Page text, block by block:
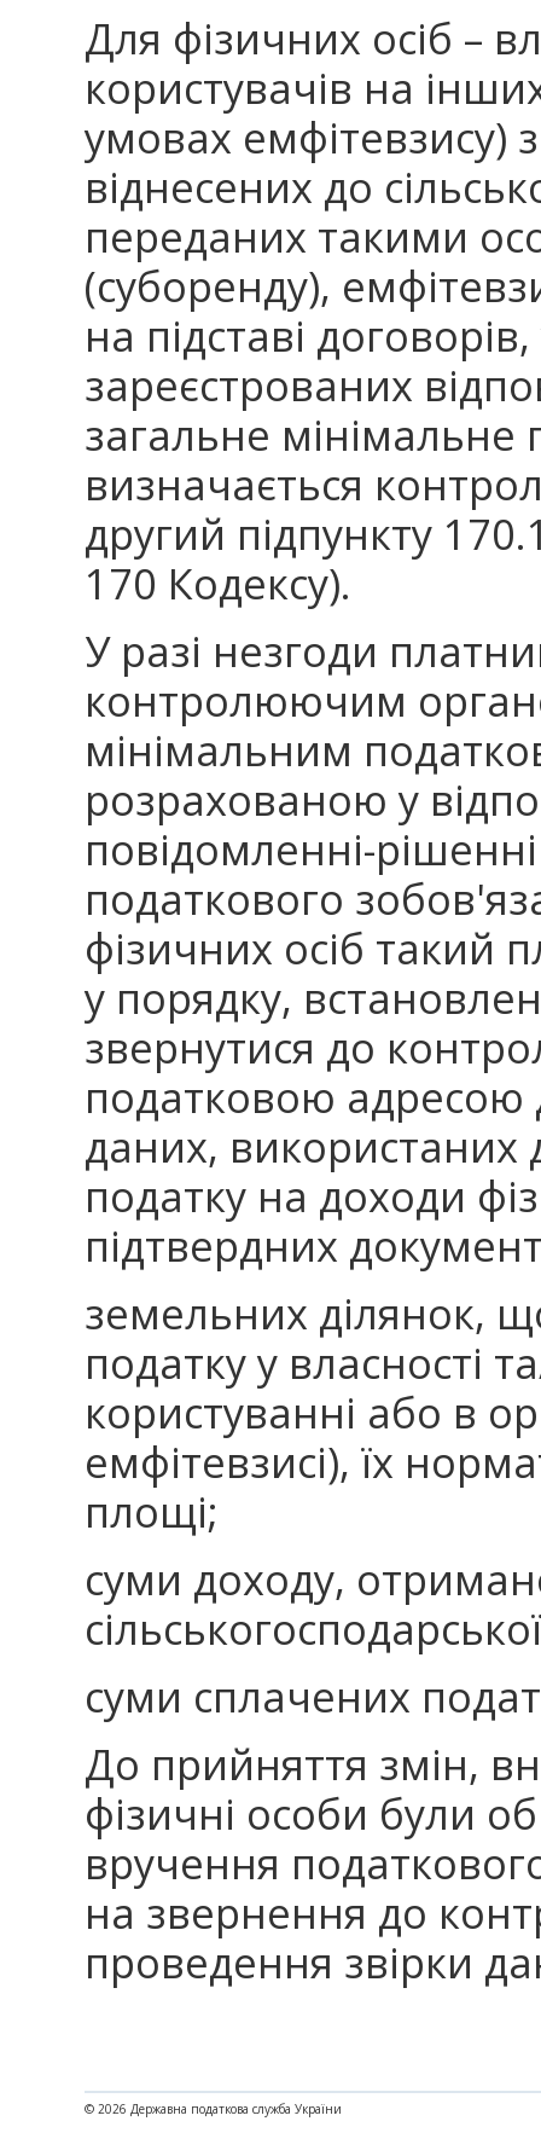
Для фізичних осіб –
користувачів на
умовах емфітевзису)
віднесених до
переданих такими
(суборенду),
на підставі
зареєстрованих
загальне мінімальне
визначається
другий підпункту
170 Кодексу).
У разі незгоди
контролюючим
мінімальним
розрахованою у
повідомленні-
податкового
фізичних осіб такий
у порядку,
звернутися до
податковою адресою
даних, використаних
податку на доходи
підтвердних
земельних ділянок,
податку у власності
користуванні або в
емфітевзисі), їх
площі;
суми доходу,
суми сплачених
До прийняття змін,
фізичні особи були
вручення
на звернення до
проведення звірки
© 2026 Державна податкова служба України